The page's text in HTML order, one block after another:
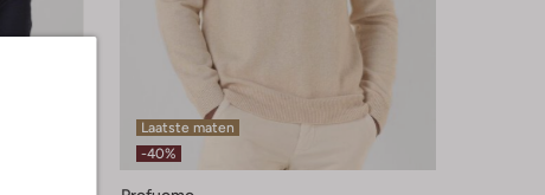
Laatste maten
-40%